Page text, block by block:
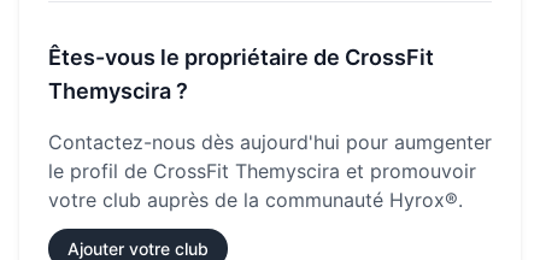
Êtes-vous le propriétaire de CrossFit
Themyscira?
Contactez-nous dès aujourd'hui pour aumgenter
le profil de CrossFit Themyscira et promouvoir
votre club auprès de la communauté Hyrox®.
Ajouter votre club